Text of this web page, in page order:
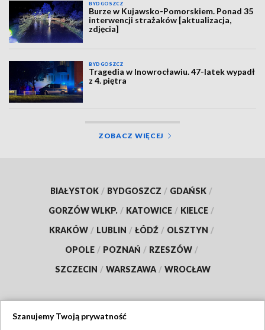
BYDGOSZCZ
Burze w Kujawsko-Pomorskiem. Ponad 35
interwencji strażaków [aktualizacja,
zdjęcia]
BYDGOSZCZ
Tragedia w Inowrocławiu. 47-latek wypadł
z 4. piętra
ZOBACZ WIĘCEJ
BIAŁYSTOK / BYDGOSZCZ / GDAŃSK /
GORZÓW WLKP. / KATOWICE / KIELCE /
KRAKÓW / LUBLIN / ŁÓDŹ / OLSZTYN /
OPOLE / POZNAŃ / RZESZÓW /
SZCZECIN / WARSZAWA / WROCŁAW
Szanujemy Twoją prywatność